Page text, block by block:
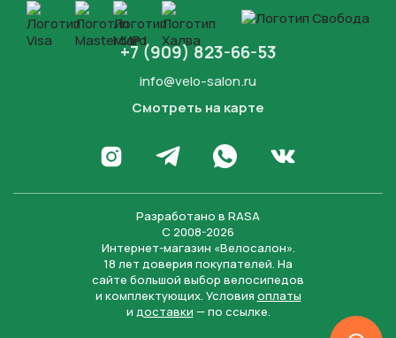
+7 (909) 823-66-53
info@velo-salon.ru
Смотреть на карте
Перейти в Инстаграм
Написать в Телеграм
Написать в WhatsApp
Перейти во
Разработано в RASA
С 2008-2026
Интернет-магазин «Велосалон».
18 лет доверия покупателей. На
сайте большой выбор велосипедов
и комплектующих. Условия оплаты
и доставки — по ссылке.